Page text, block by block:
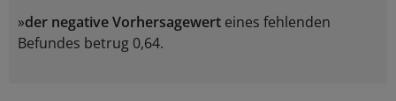
»der negative Vorhersagewert eines fehlenden
Befundes betrug 0,64.